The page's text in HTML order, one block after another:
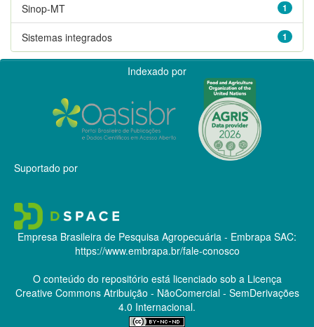
1
Sinop-MT
1
Sistemas integrados
Indexado por
Suportado por
Empresa Brasileira de Pesquisa Agropecuária - Embrapa SAC:
https://www.embrapa.br/fale-conosco
O conteúdo do repositório está licenciado sob a Licença
Creative CommonsAtribuição - NãoComercial - SemDerivações
4.0 Internacional.